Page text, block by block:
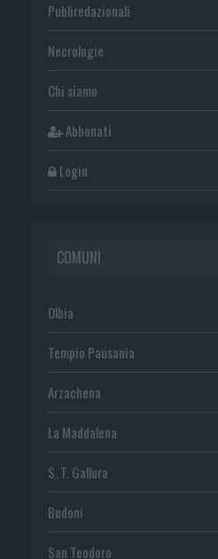
Publiredazionali
Necrologie
Chi siamo
Abbonati
Login
COMUNI
Olbia
Tempio Pausania
Arzachena
La Maddalena
S. T. Gallura
Budoni
San Teodoro